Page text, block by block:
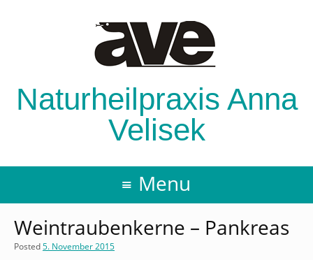
Naturheilpraxis Anna
Velisek
Menu
Weintraubenkerne – Pankreas
Posted5. November 2015